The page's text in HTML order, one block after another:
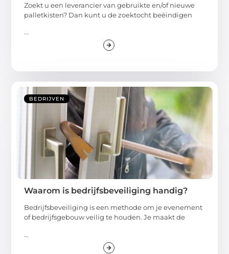
Zoekt u een leverancier van gebruikte en/of nieuwe
palletkisten? Dan kunt u de zoektocht beëindigen
...
BEDRIJVEN
Waarom is bedrijfsbeveiliging handig?
Bedrijfsbeveiliging is een methode om je evenement
of bedrijfsgebouw veilig te houden. Je maakt de
...